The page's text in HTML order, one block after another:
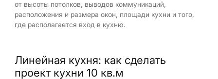
от высоты потолков, выводов коммуникаций,
расположения и размера окон, площади кухни и того,
где располагается вход в кухню.
Линейная кухня: как сделать
проект кухни 10 кв.м